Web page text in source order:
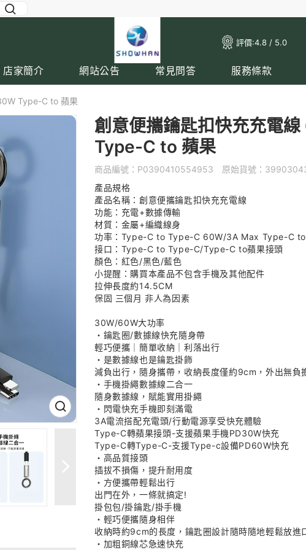
評價:4.8 / 5.0
店家簡介 網站公告 常見問答 服務條款
Type-C to 蘋果
創意便攜鑰匙扣快充充電
Type-C to 蘋果
商品編號： P0390410554953 原始貨號：
產品規格
產品名稱：創意便攜鑰匙扣快充充電線
功能：充電+數據傳輸
材質：金屬+編織線身
功率：Type-C to Type-C 60W/3A Max Type-C
接口：Type-C to Type-C/Type-C to蘋果接頭
顏色：紅色/黑色/藍色
小提醒：購買本產品不包含手機及其他配件
拉伸長度約14.5CM
保固 三個月 非人為因素
30W/60W大功率
・鑰匙圈/數據線快充隨身帶
輕巧便攜｜簡單收納｜利落出行
・是數據線也是鑰匙掛飾
減負出行，隨身攜帶，收納長度僅約9cm，外出無負
・手機掛繩數據線二合一
隨身數據線，賦能實用掛繩
・閃電快充手機即刻滿電
3A電流搭配充電頭/行動電源享受快充體驗
Type-C轉蘋果接頭-支援蘋果手機PD30W快充
Type-C轉Type-C-支援Type-c設備PD60W快充
・高品質接頭
插拔不損傷，提升耐用度
・方便攜帶輕鬆出行
出門在外，一條就搞定!
掛包包/掛鑰匙/掛手機
・輕巧便攜隨身相伴
收納時約9cm的長度，鑰匙圈設計隨時隨地輕鬆放進
・加粗銅線芯急速快充